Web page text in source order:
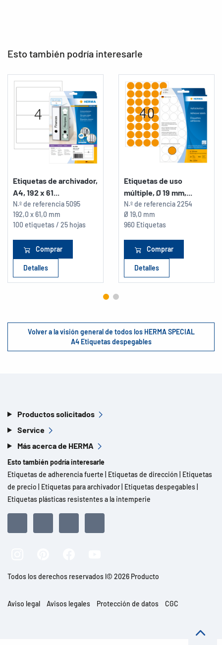
Esto también podría interesarle
Etiquetas de archivador,
A4, 192 x 61...
N.º de referencia5095
192,0 x 61,0 mm
100 etiquetas / 25 hojas
Comprar
Detalles
Etiquetas de uso
múltiple, Ø 19 mm,...
N.º de referencia2254
Ø 19,0 mm
960 Etiquetas
Comprar
Detalles
Volver a la visión general de todos los HERMA SPECIAL
A4 Etiquetas despegables
Productos solicitados
Service
Más acerca de HERMA
Esto también podría interesarle
Etiquetas de adherencia fuerte
Etiquetas de dirección
Etiquetas
de precio
Etiquetas para archivador Etiquetas despegables
Etiquetas plásticas resistentes a la intemperie
Todos los derechos reservados l© 2026 Producto
Aviso legal Avisos legales Protección de datos CGC